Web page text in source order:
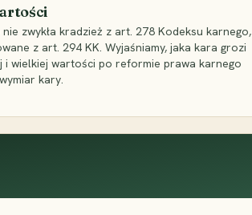
zwykła kradzież z art. 278 Kodeksu karnego,
z art. 294 KK. Wyjaśniamy, jaka kara grozi
i wielkiej wartości po reformie prawa karnego
kary.